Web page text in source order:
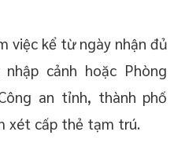
việc kể từ ngày nhận đủ
cảnh hoặc Phòng
an tỉnh, thành phố
xét cấp thẻ tạm trú.